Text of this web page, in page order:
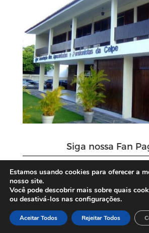
Siga nossa Fan
Estamos usando cookies para oferecer a
nosso site.
Você pode descobrir mais sobre quais
ou desativá-los nas configurações.
Aceitar Todos Rejeitar Todos